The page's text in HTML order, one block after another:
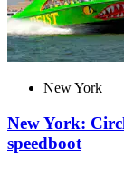
New York
New York:
speedboot